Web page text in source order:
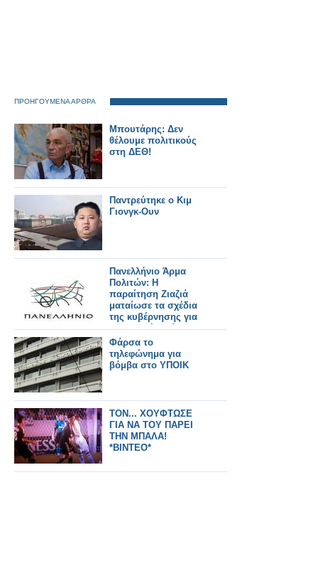
ΠΡΟΗΓΟΥΜΕΝΑ ΑΡΘΡΑ
Μπουτάρης: Δεν
θέλουμε πολιτικούς
στη ΔΕΘ!
Παντρεύτηκε ο Κιμ
Γιονγκ-Ουν
Πανελλήνιο Άρμα
Πολιτών: Η
παραίτηση Ζιαζιά
ματαίωσε τα σχέδια
της κυβέρνησης για
κομματικές κρίσεις
Φάρσα το
τηλεφώνημα για
βόμβα στο ΥΠΟΙΚ
ΤΟΝ... ΧΟΥΦΤΩΣΕ
ΓΙΑ ΝΑ ΤΟΥ ΠΑΡΕΙ
ΤΗΝ ΜΠΑΛΑ!
*ΒΙΝΤΕΟ*